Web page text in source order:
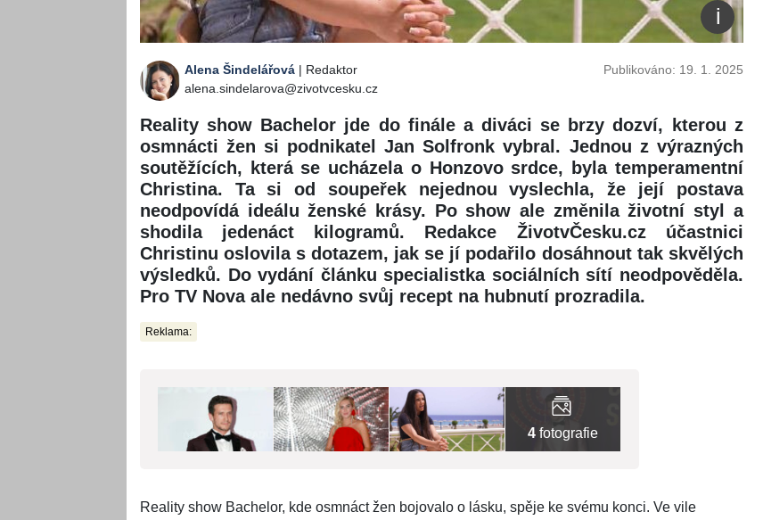
Alena Šindelářová | Redaktor
alena.sindelarova@zivotvcesku.cz
Publikováno: 19. 1. 2025
Reality show Bachelor jde do finále a diváci se brzy dozví, kterou z
osmnácti žen si podnikatel Jan Solfronk vybral. Jednou z výrazných
soutěžících, která se ucházela o Honzovo srdce, byla temperamentní
Christina. Ta si od soupeřek nejednou vyslechla, že její postava
neodpovídá ideálu ženské krásy. Po show ale změnila životní styl a
shodila jedenáct kilogramů. Redakce ŽivotvČesku.cz účastnici
Christinu oslovila s dotazem, jak se jí podařilo dosáhnout tak skvělých
výsledků. Do vydání článku specialistka sociálních sítí neodpověděla.
Pro TV Nova ale nedávno svůj recept na hubnutí prozradila.
Reklama:
4 fotografie
Reality show Bachelor, kde osmnáct žen bojovalo o lásku, spěje ke svému konci. Ve vile